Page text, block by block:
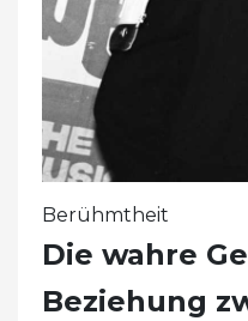
Berühmtheit
Die wahre
Beziehung